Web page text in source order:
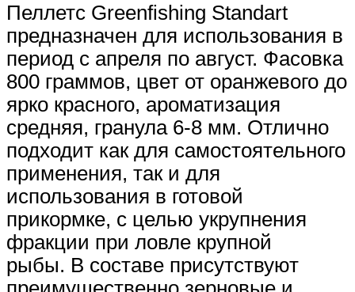
Пеллетс Greenfishing Standart
предназначен для использования в
период с апреля по август. Фасовка
800 граммов, цвет от оранжевого до
ярко красного, ароматизация
средняя, гранула 6-8 мм. Отлично
подходит как для самостоятельного
применения, так и для
использования в готовой
прикормке, с целью укрупнения
фракции при ловле крупной
рыбы. В составе присутствуют